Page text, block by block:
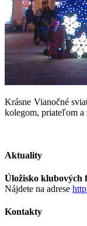
Krásne Vianočné
kolegom, priateľom a
Aktuality
Úložisko klubových
Nájdete na adrese
Kontakty